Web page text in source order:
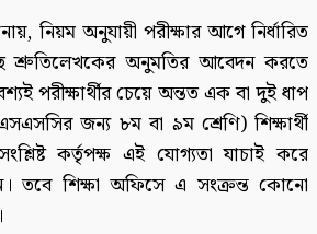
নিয়ম অনুযায়ী পরীক্ষার আগে নির্ধারিত
শ্রুতিলেখকের অনুমতির আবেদন করতে
পরীক্ষার্থীর চেয়ে অন্তত এক বা দুই ধাপ
জন্য ৮ম বা ৯ম শ্রেণি) শিক্ষার্থী
কর্তৃপক্ষ এই যোগ্যতা যাচাই করে
তবে শিক্ষা অফিসে এ সংক্রন্ত কোনো